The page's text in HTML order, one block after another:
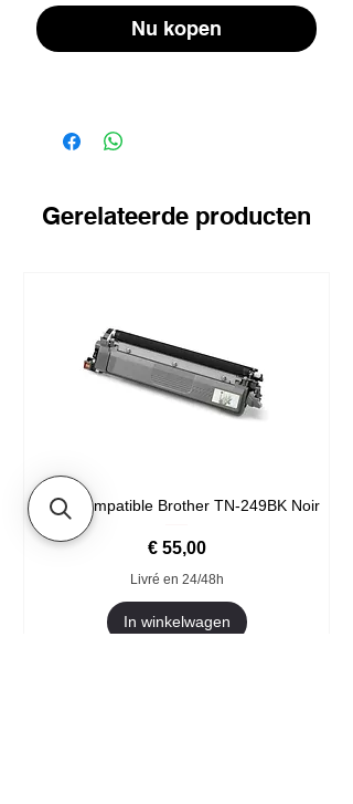
Nu kopen
Gerelateerde producten
Toner compatible Brother TN-249BK Noir
Prijs
€ 55,00
Livré en 24/48h
In winkelwagen